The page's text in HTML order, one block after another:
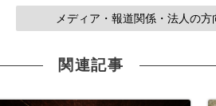
メディア・報道関係・法人の
関連記事